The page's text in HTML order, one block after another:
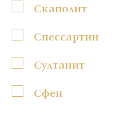
Скаполит
Спессартин
Султанит
Сфен